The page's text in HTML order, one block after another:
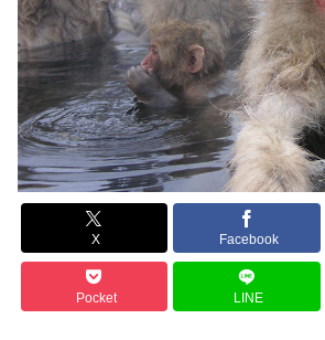
X Facebook
Pocket LINE